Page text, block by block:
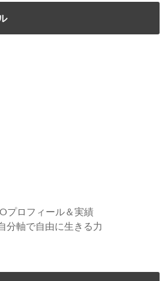
プロフィール＆実績
分軸で自由に生きる力